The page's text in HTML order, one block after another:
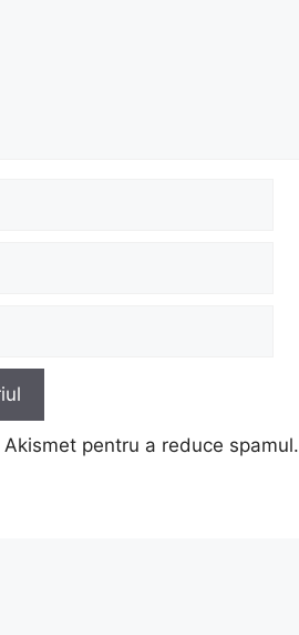
pentru a reduce spamul.